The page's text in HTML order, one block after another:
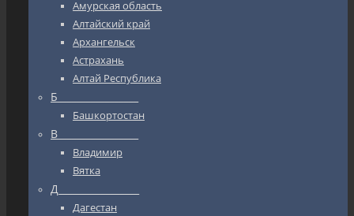
Амурская область
Алтайский край
Архангельск
Астрахань
Алтай Республика
Б_________________
Башкортостан
В_________________
Владимир
Вятка
Д_________________
Дагестан